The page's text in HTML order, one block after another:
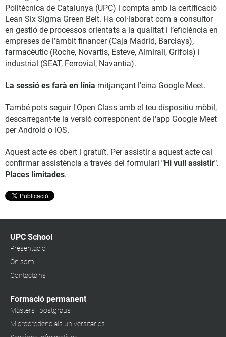
Politècnica de Catalunya (UPC) i compta amb la certificació
Lean Six Sigma Green Belt. Ha col·laborat com a consultor
en gestió de processos orientats a la qualitat i l’eficiència en
empreses de l’àmbit financer (Caja Madrid, Barclays),
farmacèutic (Roche, Novartis, Esteve, Almirall, Grifols) i
industrial (SEAT, Ferrovial, Navantia).
La sessió es farà en línia mitjançant l'eina Google Meet.
També pots seguir l'Open Class amb el teu dispositiu mòbil,
descarregant-te la versió corresponent de l'app Google Meet
per Android o iOS.
Aquest acte és obert i gratuït. Per assistir a aquest acte cal
confirmar assistència a través del formulari "Hi vull assistir".
Places limitades.
UPC School
Presentació
On som
Contacta'ns
Formació permanent
Màsters i postgraus
Microcredencials universitàries